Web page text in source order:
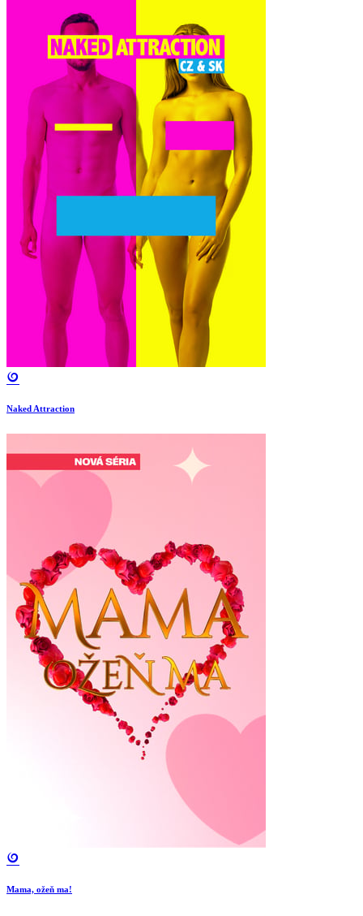
Naked Attraction
Mama, ožeň ma!